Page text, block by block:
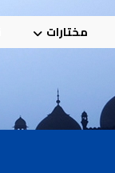
مختارات